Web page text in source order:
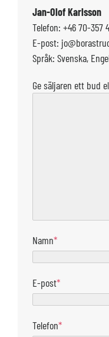
Jan-Olof Karlsson
Telefon: +46 70-357
E-post:
Språk: Svenska,
Ge säljaren ett bud
Namn*
E-post*
Telefon*